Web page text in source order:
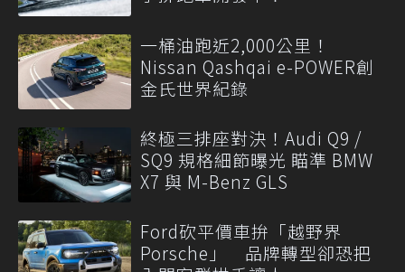
一桶油跑近2,000公里！
Nissan Qashqai e-POWER創
金氏世界紀錄
終極三排座對決！Audi Q9 /
SQ9 規格細節曝光 瞄準 BMW
X7 與 M-Benz GLS
Ford砍平價車拚「越野界
Porsche」 品牌轉型卻恐把